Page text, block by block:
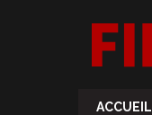
ACCUEIL